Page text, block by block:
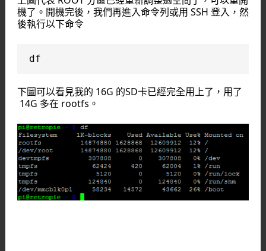
機了。開機完後，我們再進入命令列或用 SSH 登入，然
後執行以下命令
df
下圖可以看見我的 16G 的SD卡已經完全用上了，用了
14G 多在 rootfs。